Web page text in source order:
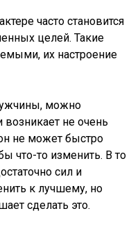
часто становится
целей. Такие
их настроение
можно
возникает не очень
не может быстро
что-то изменить. В то
сил и
к лучшему, но
сделать это.